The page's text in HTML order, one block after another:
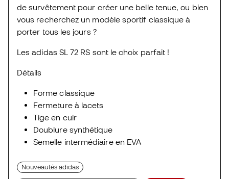
de survêtement pour créer une belle tenue, ou bien
vous recherchez un modèle sportif classique à
porter tous les jours ?
Les adidas SL 72 RS sont le choix parfait !
Détails
Forme classique
Fermeture à lacets
Tige en cuir
Doublure synthétique
Semelle intermédiaire en EVA
Nouveautés adidas